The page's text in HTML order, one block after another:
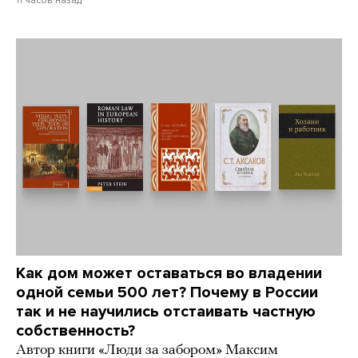
Как дом может оставаться во владении
одной семьи 500 лет? Почему в России
так и не научились отстаивать частную
собственность?
Автор книги «Люди за забором» Максим